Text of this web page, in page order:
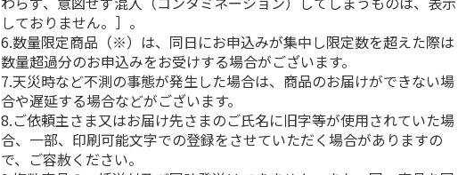
しておりません。］。
6.数量限定商品（※）は、同日にお申込みが集中し限定数を超えた際は
数量超過分のお申込みをお受けする場合がございます。
7.天災時など不測の事態が発生した場合は、商品のお届けができない場
合や遅延する場合などがございます。
8.ご依頼主さま又はお届け先さまのご氏名に旧字等が使用されていた場
合、一部、印刷可能文字での登録をさせていただく場合がありますの
で、ご容赦ください。